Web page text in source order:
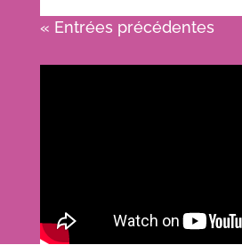
« Entrées précédentes